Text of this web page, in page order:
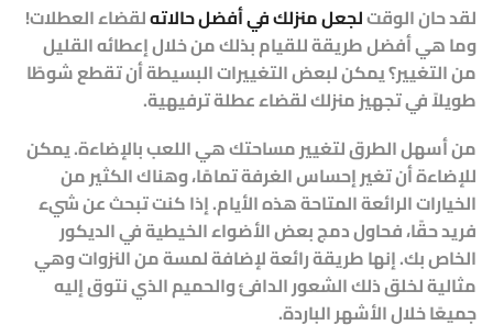
لقد حان الوقتلجعل منزلك في أفضل حالاتهلقضاء العطلات!
وما هي أفضل طريقة للقيام بذلك من خلال إعطائه القليل
من التغيير؟ يمكن لبعض التغييرات البسيطة أن تقطع شوطًا
طويلاً في تجهيز منزلك لقضاء عطلة ترفيهية.
من أسهل الطرق لتغيير مساحتك هي اللعب بالإضاءة. يمكن
للإضاءة أن تغير إحساس الغرفة تمامًا، وهناك الكثير من
الخيارات الرائعة المتاحة هذه الأيام. إذا كنت تبحث عن شيء
فريد حقًا، فحاول دمج بعض الأضواء الخيطية في الديكور
الخاص بك. إنها طريقة رائعة لإضافة لمسة من النزوات وهي
مثالية لخلق ذلك الشعور الدافئ والحميم الذي نتوق إليه
جميعًا خلال الأشهر الباردة.